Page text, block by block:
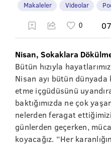
Makaleler Videolar
Nisan, Sokaklara
Bütün hızıyla
Nisan ayı bütün
etme içgüdüsünü
baktığımızda ne çok
nelerden feragat ettiğimizi
günlerden geçerken,
koyacağız. “Her